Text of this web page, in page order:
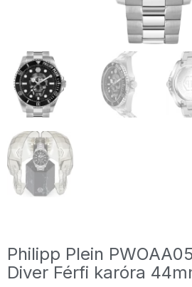
Philipp Plein
Diver Férfi karóra